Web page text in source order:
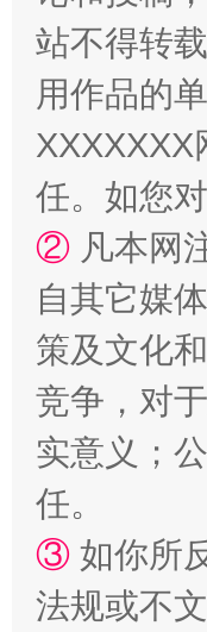
站台名比
漫山遍野的桃花与
站不得转
用作品的
XXXXXXX
任。如您
② 凡本网
自其它媒
策及文化
竞争，对
实意义；
任。
③ 如你所
法规或不